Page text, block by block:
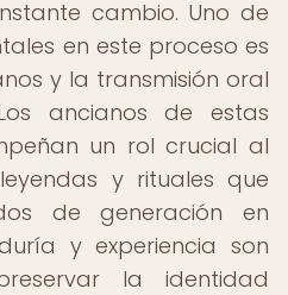
cambio. Uno de
en este proceso es
y la transmisión oral
ancianos de estas
un rol crucial al
y rituales que
de generación en
y experiencia son
la identidad